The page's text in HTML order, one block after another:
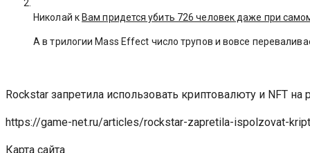
Николай к Вам придется убить 726 человек даже при
А в трилогии Mass Effect число трупов и вовсе
Rockstar запретила использовать криптовалюту и NFT на
https://game-net.ru/articles/rockstar-zapretila-ispolzovat-
Карта сайта